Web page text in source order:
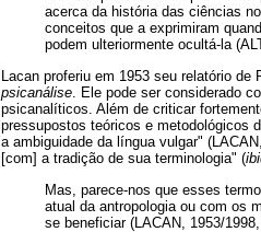
acerca da história das ciências
conceitos que a exprimiram
podem ulteriormente ocultá-la
Lacan proferiu em 1953 seu relatório
psicanálise . Ele pode ser considerado
psicanalíticos. Além de criticar
pressupostos teóricos e metodológicos
a ambiguidade da língua vulgar"
[com] a tradição de sua terminologia" (
Mas, parece-nos que esses
atual da antropologia ou com os
se beneficiar (LACAN, 1953/1998,